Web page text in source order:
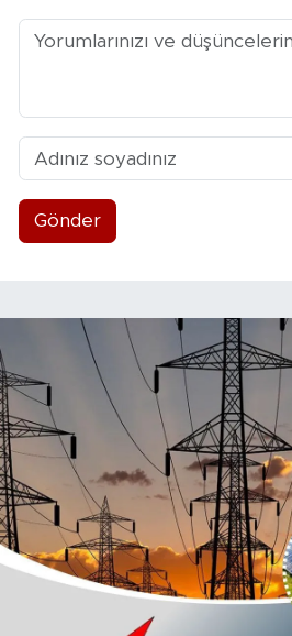
Gönder